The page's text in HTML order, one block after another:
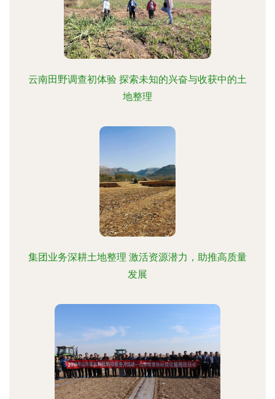
云南田野调查初体验 探索未知的兴奋与收获中的土
地整理
集团业务深耕土地整理 激活资源潜力，助推高质量
发展